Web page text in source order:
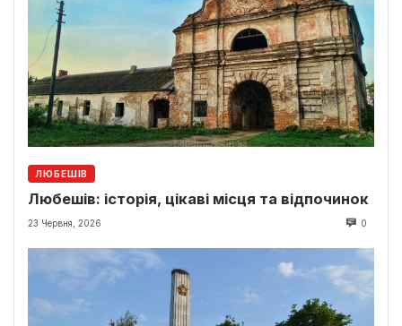
ЛЮБЕШІВ
Любешів: історія, цікаві місця та відпочинок
23 Червня, 2026 0